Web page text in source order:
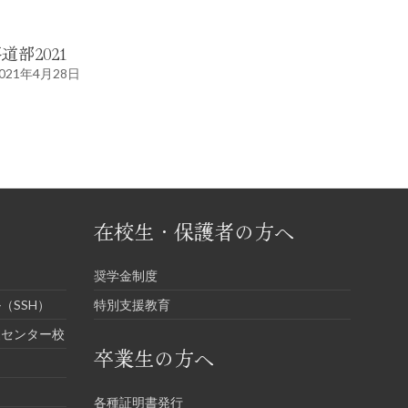
部2021
年4月28日
SSH）
ンター校
在校生・保護者の方へ
奨学金制度
特別支援教育
卒業生の方へ
各種証明書発行